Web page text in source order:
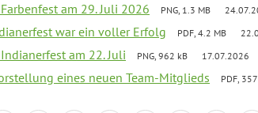
am 29. Juli 2026 PNG, 1.3 MB
war ein voller Erfolg PDF, 4.2 MB
am 22. Juli PNG, 962 kB 17.07.2026
eines neuen Team-Mitglieds PDF,